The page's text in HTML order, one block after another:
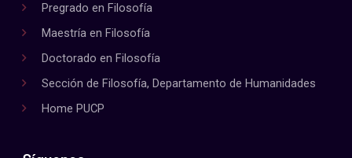
Pregrado en Filosofía
Maestría en Filosofía
Doctorado en Filosofía
Sección de Filosofía, Departamento de Humanidades
Home PUCP